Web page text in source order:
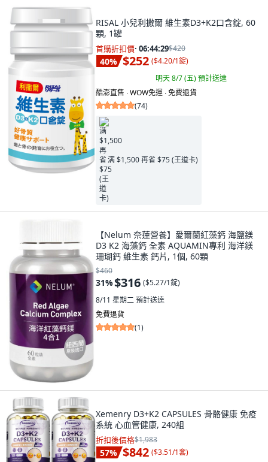
RISAL 小兒利撒爾 維生素D3+K2口含錠, 60
顆, 1罐
首購折扣價· 06:44:28$420
40% $252 ($4.20/1錠)
明天 8/7 (五)預計送達
酷澎直售 ∙ WOW免運 ∙ 免費退貨
(74)
满 $1,500 再省 $75 (王道卡)
【Nelum 奈蓮營養】愛爾蘭紅藻鈣 海鹽鎂
D3 K2 海藻鈣 全素 AQUAMIN專利 海洋鎂
珊瑚鈣 維生素 鈣片, 1個, 60顆
$460
31%$316 ($5.27/1錠)
8/11 星期二預計送達
免費退貨
(1)
Xemenry D3+K2 CAPSULES 骨骼健康 免疫
系統 心血管健康, 240組
折扣後價格$1,983
57% $842 ($3.51/1套)